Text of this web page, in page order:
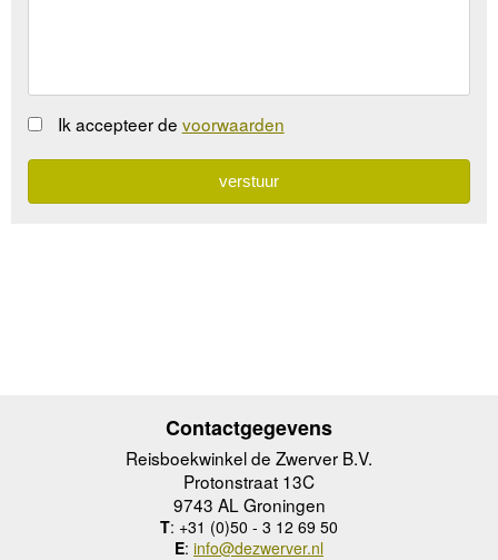
Ik accepteer de voorwaarden
Contactgegevens
Reisboekwinkel de Zwerver B.V.
Protonstraat 13C
9743 AL Groningen
T: +31 (0)50 - 3 12 69 50
E: info@dezwerver.nl